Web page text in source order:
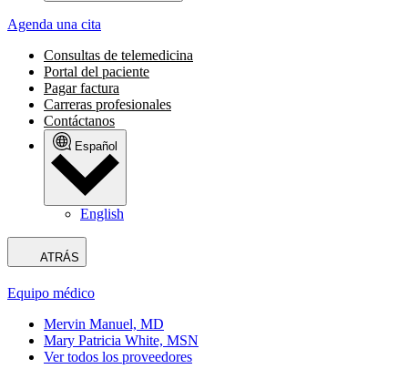
Agenda una cita
Consultas de telemedicina
Portal del paciente
Pagar factura
Carreras profesionales
Contáctanos
Español
English
ATRÁS
Equipo médico
Mervin Manuel, MD
Mary Patricia White, MSN
Ver todos los proveedores